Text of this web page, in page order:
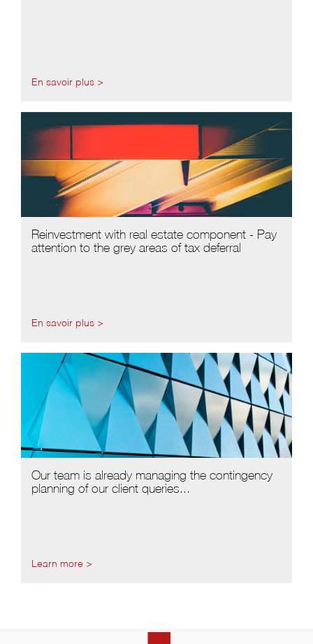
En savoir plus >
Reinvestment with real estate component - Pay
attention to the grey areas of tax deferral
En savoir plus >
Our team is already managing the contingency
planning of our client queries...
Learn more >